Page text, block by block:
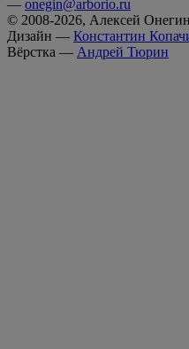
— onegin@arborio.ru
© 2008-2026, Алексей Онегин
Дизайн — Константин
Вёрстка — Андрей Тюрин